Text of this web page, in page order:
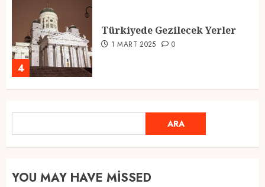
4
Türkiyede Gezilecek Yerler
1 MART 2025 0
Ramazan Ayı 2025: Manevi
Atmosfer ve Özel Hazırlıklar
ARA
YOU MAY HAVE MISSED